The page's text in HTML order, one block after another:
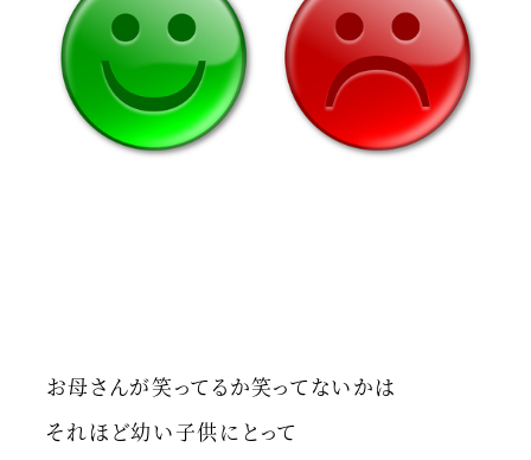
お母さんが笑ってるか笑ってないかは
それほど幼い子供にとって